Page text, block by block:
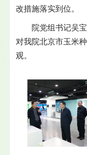
改措施落实到位。
院党组书记吴
对我院北京市玉米
观。